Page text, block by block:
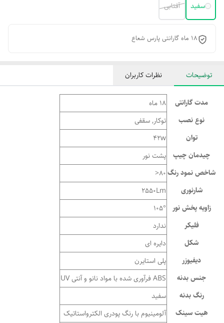
سفید آفتابی
18 ماه گارانتی پارس شعاع
توضیحات نظرات کاربران
مدت گارانتی
18 ماه
نوع نصب
توکار, سقفی
توان
42w
چیدمان چیپ
پشت نور
شاخص نمود رنگ80<
شارنوری
2550Lm
زاویه پخش نور
105°
فلیکر
ندارد
شکل
دایره ای
دیفیوزر
پلی استایرن
جنس بدنه
ABS فرآوری شده با مواد نانو و آنتی UV
رنگ بدنه
سفید
هیت سینک
آلومینیوم با رنگ پودری الکترواستاتیک